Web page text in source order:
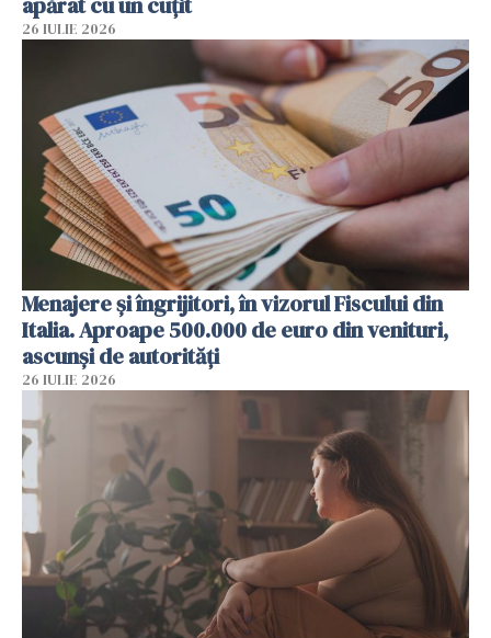
26 IULIE 2026
Menajere și îngrijitori, în vizorul Fiscului din
Italia. Aproape 500.000 de euro din venituri,
ascunși de autorități
26 IULIE 2026